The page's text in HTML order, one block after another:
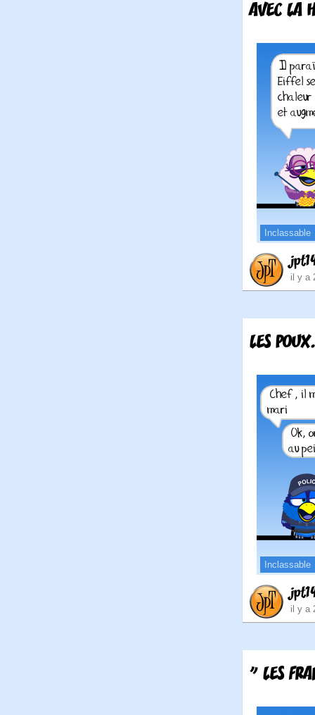
AVEC LA
Inclassable
il y a
LES
Inclassable
il y a
" LES